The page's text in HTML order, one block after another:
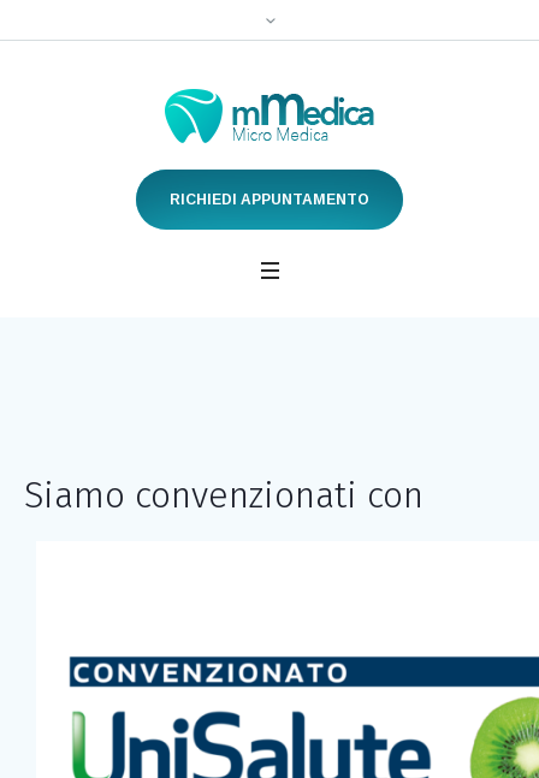
RICHIEDI APPUNTAMENTO
Siamo convenzionati con